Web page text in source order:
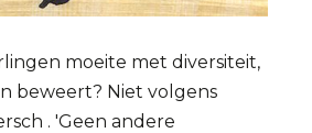
moeite met diversiteit,
beweert? Niet volgens
. 'Geen andere